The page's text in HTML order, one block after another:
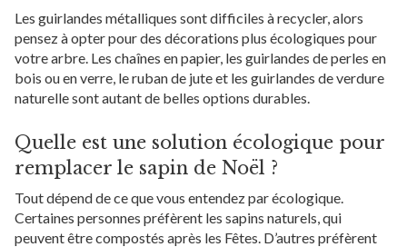
Les guirlandes métalliques sont difficiles à recycler, alors
pensez à opter pour des décorations plus écologiques pour
votre arbre. Les chaînes en papier, les guirlandes de perles en
bois ou en verre, le ruban de jute et les guirlandes de verdure
naturelle sont autant de belles options durables.
Quelle est une solution écologique pour
remplacer le sapin de Noël ?
Tout dépend de ce que vous entendez par écologique.
Certaines personnes préfèrent les sapins naturels, qui
peuvent être compostés après les Fêtes. D’autres préfèrent